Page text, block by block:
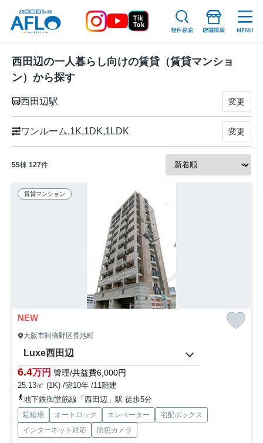
西田辺の一人暮らし向けの賃貸（賃貸マンショ
ン）から探す
西田辺駅 変更
ワンルーム,1K,1DK,1LDK 変更
55棟 127件
賃貸マンション
NEW
大阪市阿倍野区長池町
Luxe西田辺
6.4万円 管理/共益費6,000円
25.13㎡ (1K) /築10年 /11階建
地下鉄御堂筋線「西田辺」駅 徒歩5分
駐輪場 オートロック エレベーター
宅配ボックス
インターネット対応
防犯カメラ